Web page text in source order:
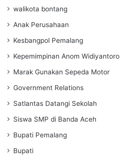
walikota bontang
Anak Perusahaan
Kesbangpol Pemalang
Kepemimpinan Anom Widiyantoro
Marak Gunakan Sepeda Motor
Government Relations
Satlantas Datangi Sekolah
Siswa SMP di Banda Aceh
Bupati Pemalang
Bupati